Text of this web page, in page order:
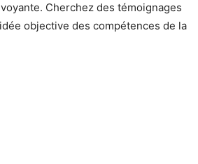
Cherchez des témoignages
objective des compétences de la